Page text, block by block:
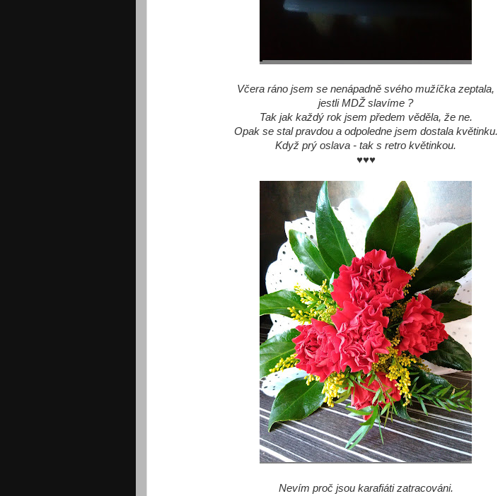
Včera ráno jsem se nenápadně svého mužíčka zeptala,
jestli MDŽ slavíme ?
Tak jak každý rok jsem předem věděla, že ne.
Opak se stal pravdou a odpoledne jsem dostala květinku.
Když prý oslava - tak s retro květinkou.
♥♥♥
Nevím proč jsou karafiáti zatracováni.